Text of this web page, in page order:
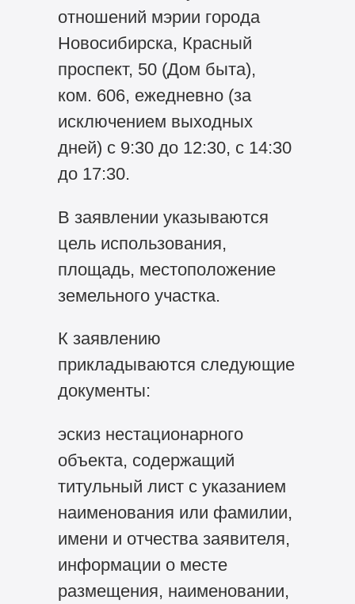
отношений мэрии города
Новосибирска, Красный
проспект, 50 (Дом быта),
ком. 606, ежедневно (за
исключением выходных
дней) с 9:30 до 12:30, с 14:30
до 17:30.
В заявлении указываются
цель использования,
площадь, местоположение
земельного участка.
К заявлению
прикладываются следующие
документы:
эскиз нестационарного
объекта, содержащий
титульный лист с указанием
наименования или фамилии,
имени и отчества заявителя,
информации о месте
размещения, наименовании,